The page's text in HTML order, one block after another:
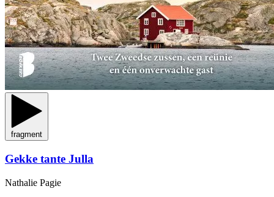
fragment
Gekke tante Julla
Nathalie Pagie